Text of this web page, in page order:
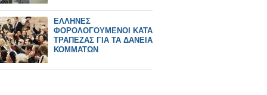
ΕΛΛΗΝΕΣ
ΦΟΡΟΛΟΓΟΥΜΕΝΟΙ ΚΑΤΑ
ΤΡΑΠΕΖΑΣ ΓΙΑ ΤΑ ΔΑΝΕΙΑ
ΚΟΜΜΑΤΩΝ